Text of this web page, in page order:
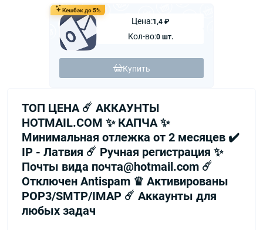
Кешбэк до 5%
Цена:1,4 ₽
Кол-во:0 шт.
Купить
ТОП ЦЕНА ☄️ АККАУНТЫ
HOTMAIL.COM ✨ КАПЧА ✨
Минимальная отлежка от 2 месяцев ✔️
IP - Латвия ☄️ Ручная регистрация ✨
Почты вида почта@hotmail.com ☄️
Отключен Antispam ♛ Активированы
POP3/SMTP/IMAP ☄️ Аккаунты для
любых задач